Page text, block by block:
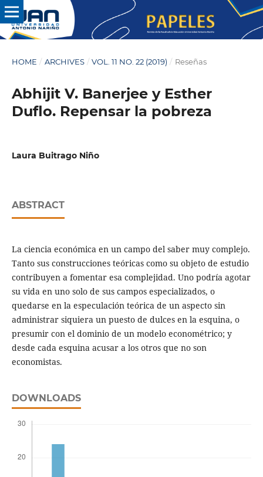
HOME / ARCHIVES / VOL. 11 NO. 22 (2019) / Reseñas
Abhijit V. Banerjee y Esther
Duflo. Repensar la pobreza
Laura Buitrago Niño
ABSTRACT
La ciencia económica en un campo del saber muy complejo.
Tanto sus construcciones teóricas como su objeto de estudio
contribuyen a fomentar esa complejidad. Uno podría agotar
su vida en uno solo de sus campos especializados, o
quedarse en la especulación teórica de un aspecto sin
administrar siquiera un puesto de dulces en la esquina, o
presumir con el dominio de un modelo econométrico; y
desde cada esquina acusar a los otros que no son
economistas.
DOWNLOADS